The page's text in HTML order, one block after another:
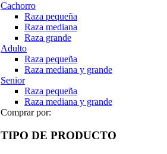
Cachorro
Raza pequeña
Raza mediana
Raza grande
Adulto
Raza pequeña
Raza mediana y grande
Senior
Raza pequeña
Raza mediana y grande
Comprar por:
TIPO DE PRODUCTO